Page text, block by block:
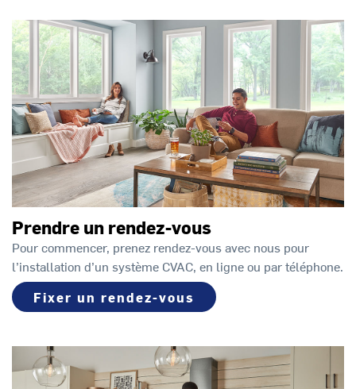
Prendre un rendez-vous
Pour commencer, prenez rendez-vous avec nous pour
l’installation d’un système CVAC, en ligne ou par téléphone.
Fixer un rendez-vous